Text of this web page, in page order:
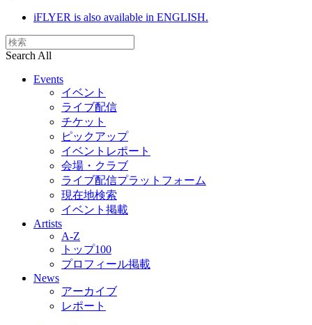
iFLYER is also available in ENGLISH.
Search All
Events
イベント
ライブ配信
チケット
ピックアップ
イベントレポート
会場・クラブ
ライブ配信プラットフォーム
現在地検索
イベント掲載
Artists
A-Z
トップ100
プロフィール掲載
News
アーカイブ
レポート